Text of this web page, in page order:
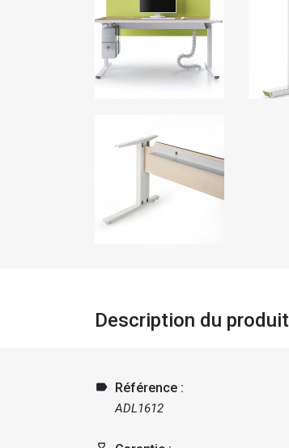
Description du produit
label Référence :
ADL1612